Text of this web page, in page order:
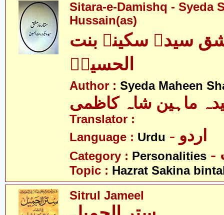
Sitara-e-Damishq - Syeda
Hussain(as)
سیدہ سکینہ بنت
الحسینؑ
Author : Syeda Maheen
ماہین شاہ کاظمی
Translator :
Language : Urdu - اردو
Category : Personalities
Topic : Hazrat Sakina
Sitrul Jameel